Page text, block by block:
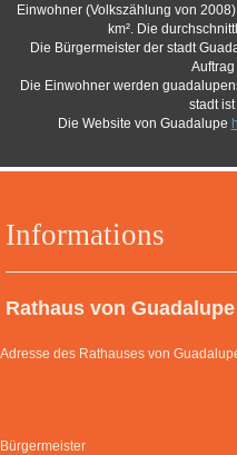
Informations
Rathaus von Guadalupe
Adresse des Rathauses von
Bürgermeister
Einwohner (Volkszählung von
km². Die
Die Bürgermeister der stadt
Die Einwohner werden
stadt
Die Website von Guadalupe